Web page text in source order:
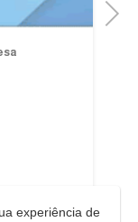
Next
experiência de